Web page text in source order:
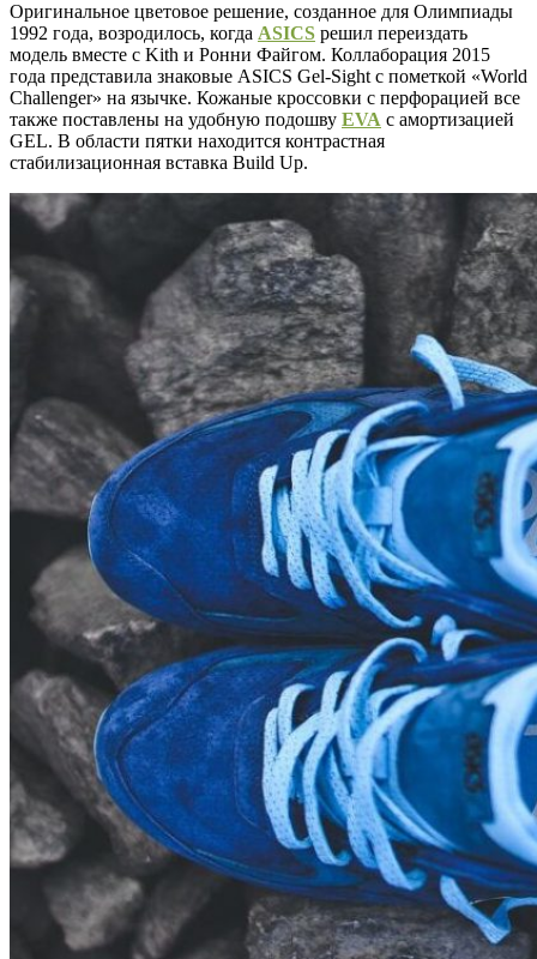
Оригинальное цветовое решение, созданное для Олимпиады
1992 года, возродилось, когда ASICS решил переиздать
модель вместе с Kith и Ронни Файгом. Коллаборация 2015
года представила знаковые ASICS Gel-Sight с пометкой «World
Challenger» на язычке. Кожаные кроссовки с перфорацией все
также поставлены на удобную подошву EVA с амортизацией
GEL. В области пятки находится контрастная
стабилизационная вставка Build Up.